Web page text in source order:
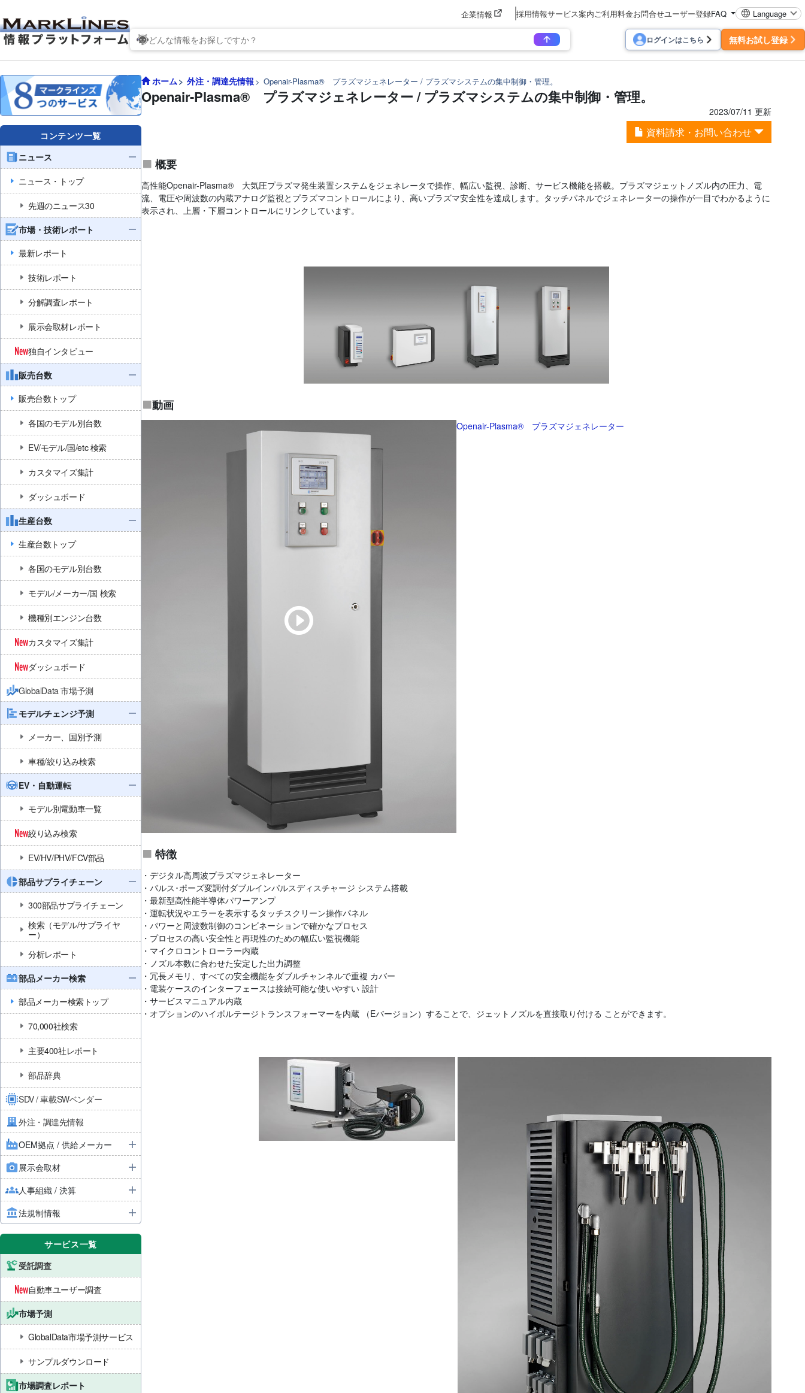
企業情報 採用情報サービス案内 ご利用料金お問合せユーザー登録FAQ Language
ログインはこちら 無料お試し登録
コンテンツ一覧
ニュース
ニュース・トップ
先週のニュース30
市場・技術レポート
最新レポート
技術レポート
分解調査レポート
展示会取材レポート
独自インタビュー
販売台数
販売台数トップ
各国のモデル別台数
EV/モデル/国/etc 検索
カスタマイズ集計
ダッシュボード
生産台数
生産台数トップ
各国のモデル別台数
モデル/メーカー/国 検索
機種別エンジン台数
カスタマイズ集計
ダッシュボード
GlobalData 市場予測
モデルチェンジ予測
メーカー、国別予測
車種/絞り込み検索
EV・自動運転
モデル別電動車一覧
絞り込み検索
EV/HV/PHV/FCV部品
部品サプライチェーン
300部品サプライチェーン
検索（モデル/サプライヤ
ー）
分析レポート
部品メーカー検索
部品メーカー検索トップ
70,000社検索
主要400社レポート
部品辞典
SDV / 車載SWベンダー
外注・調達先情報
OEM拠点 / 供給メーカー
展示会取材
人事組織 / 決算
法規制情報
サービス一覧
受託調査
自動車ユーザー調査
市場予測
GlobalData市場予測サービス
サンプルダウンロード
市場調査レポート
ホーム 外注・調達先情報 Openair-Plasma® プラズマジェネレーター / プラズマシステムの集中制御・管理。
Openair-Plasma® プラズマジェネレーター / プラズマシステムの集中制御・管理。
2023/07/11 更新
資料請求・お問い合わせ
概要
高性能Openair-Plasma® 大気圧プラズマ発生装置システムをジェネレータで操作、幅広い監視、診断、サービス機能を搭載。プラズマジェットノズル内の圧力、電
流、電圧や周波数の内蔵アナログ監視とプラズマコントロールにより、高いプラズマ安全性を達成します。タッチパネルでジェネレーターの操作が一目でわかるように
表示され、上層・下層コントロールにリンクしています。
動画
Openair-Plasma® プラズマジェネレーター
特徴
・デジタル高周波プラズマジェネレーター
・パルス･ポーズ変調付ダブルインパルスディスチャージ システム搭載
・最新型高性能半導体パワーアンプ
・運転状況やエラーを表示するタッチスクリーン操作パネル
・パワーと周波数制御のコンビネーションで確かなプロセス
・プロセスの高い安全性と再現性のための幅広い監視機能
・マイクロコントローラー内蔵
・ノズル本数に合わせた安定した出力調整
・冗長メモリ、すべての安全機能をダブルチャンネルで重複 カバー
・電装ケースのインターフェースは接続可能な使いやすい 設計
・サービスマニュアル内蔵
・オプションのハイボルテージトランスフォーマーを内蔵 （Eバージョン）することで、ジェットノズルを直接取り付ける ことができます。